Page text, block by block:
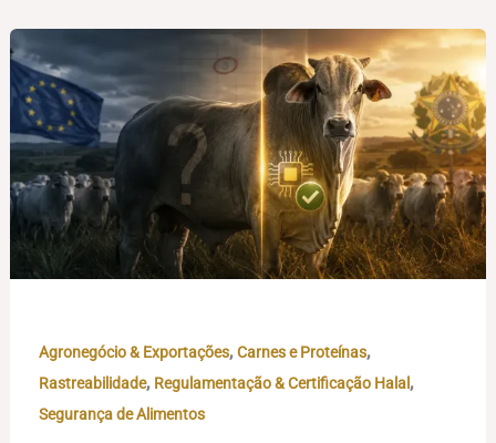
Agronegócio & Exportações,Carnes e Proteínas,
Rastreabilidade, Regulamentação & Certificação Halal,
Segurança de Alimentos